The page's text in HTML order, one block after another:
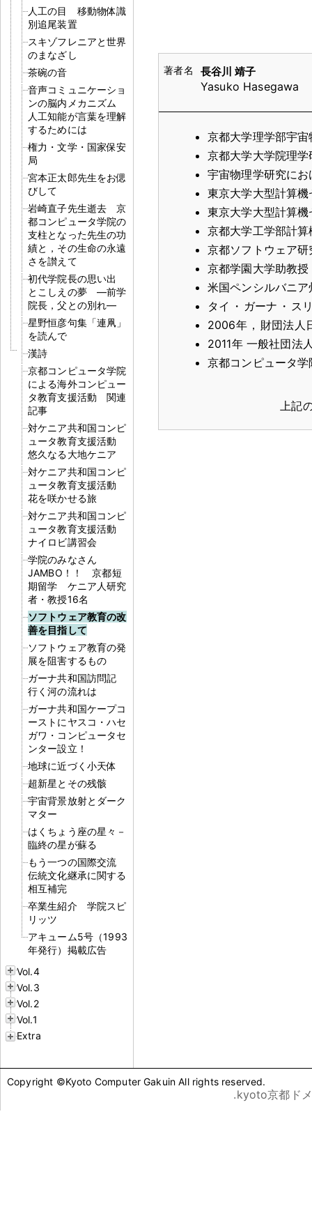
人工の目 移動物体識
別追尾装置
スキゾフレニアと世界
のまなざし
茶碗の音
音声コミュニケーショ
ンの脳内メカニズム
人工知能が言葉を理解
するためには
権力・文学・国家保安
局
宮本正太郎先生をお偲
びして
岩崎直子先生逝去 京
都コンピュータ学院の
支柱となった先生の功
績と，その生命の永遠
さを讃えて
初代学院長の思い出
とこしえの夢 ―前学
院長，父との別れ―
星野恒彦句集「連凧」
を読んで
漢詩
京都コンピュータ学院
による海外コンピュー
タ教育支援活動 関連
記事
対ケニア共和国コンピ
ュータ教育支援活動
悠久なる大地ケニア
対ケニア共和国コンピ
ュータ教育支援活動
花を咲かせる旅
対ケニア共和国コンピ
ュータ教育支援活動
ナイロビ講習会
学院のみなさん
JAMBO！！ 京都短
期留学 ケニア人研究
者・教授16名
ソフトウェア教育の改
善を目指して
ソフトウェア教育の発
展を阻害するもの
ガーナ共和国訪問記
行く河の流れは
ガーナ共和国ケープコ
ーストにヤスコ・ハセ
ガワ・コンピュータセ
ンター設立！
地球に近づく小天体
超新星とその残骸
宇宙背景放射とダーク
マター
はくちょう座の星々－
臨終の星が蘇る
もう一つの国際交流
伝統文化継承に関する
相互補完
卒業生紹介 学院スピ
リッツ
アキューム5号（1993
年発行）掲載広告
Vol.4
Vol.3
Vol.2
Vol.1
Extra
長谷川 靖子
Yasuko Hasegawa
京都大学理学部宇
京都大学大学院理
宇宙物理学研究に
東京大学大型計算
東京大学大型計算
京都大学工学部計
京都ソフトウェア
京都学園大学助教授
米国ペンシルバニ
タイ ・ ガーナ ・ ス
2006年 ， 財団法人
2011年 一般社団法
京都コンピュータ
上記
Copyright ©Kyoto Computer Gakuin All rights reserved.
.kyoto京都ド